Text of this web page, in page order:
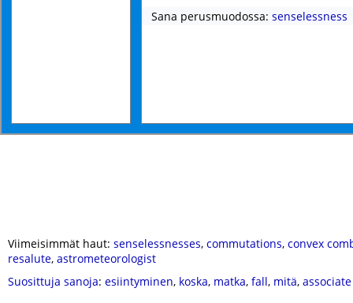
Sana perusmuodossa: senselessness
Viimeisimmät haut: senselessnesses, commutations, convex
resalute, astrometeorologist
Suosittuja sanoja: esiintyminen, koska, matka, fall, mitä, associate